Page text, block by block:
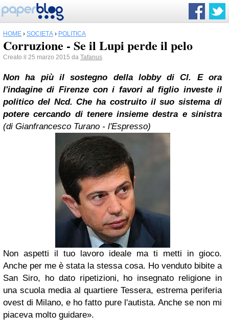
HOME › SOCIETÀ › POLITICA
Corruzione - Se il Lupi perde il pelo
Creato il 25 marzo 2015 da Tafanus
Non ha più il sostegno della lobby di Cl. E ora
l'indagine di Firenzecon i favori al figlio investe il
politico del Ncd. Che ha costruito il suo sistema di
potere cercando di tenere insieme destra e sinistra
(di Gianfrancesco Turano - l'Espresso)
Non aspetti il tuo lavoro ideale ma ti metti in gioco.
Anche per me è stata la stessa cosa. Ho venduto bibite a
San Siro, ho dato ripetizioni, ho insegnato religione in
una scuola media al quartiere Tessera, estrema periferia
ovest di Milano, e ho fatto pure l'autista. Anche se non mi
piaceva molto guidare».